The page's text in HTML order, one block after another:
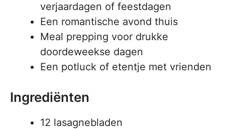
verjaardagen of feestdagen
Een romantische avond thuis
Meal prepping voor drukke
doordeweekse dagen
Een potluck of etentje met vrienden
Ingrediënten
12 lasagnebladen